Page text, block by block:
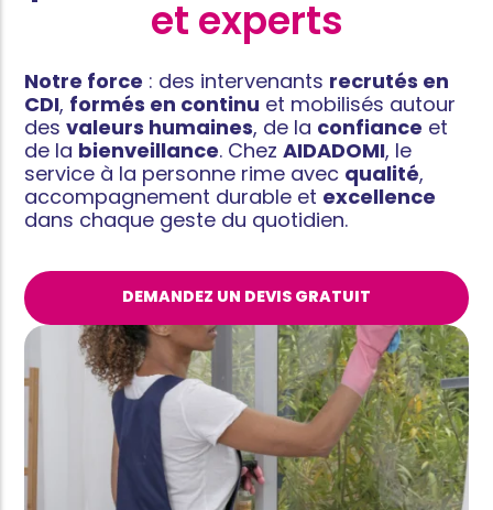
et experts
Notre force : des intervenants recrutés en
CDI, formés en continu et mobilisés autour
desvaleurs humaines, de la confiance et
de la bienveillance. ChezAIDADOMI, le
service à la personne rime avec qualité,
accompagnement durable et excellence
dans chaque geste du quotidien.
DEMANDEZ UN DEVIS GRATUIT